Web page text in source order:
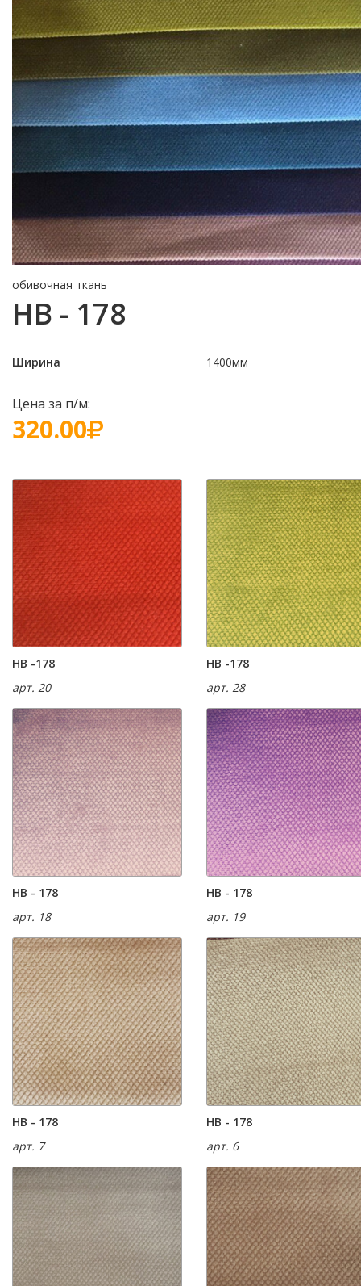
обивочная ткань
HB - 178
Ширина 1400мм
Цена за п/м:
320.00
HB -178
арт. 20
HB -178
арт. 28
HB - 178
арт. 18
HB - 178
арт. 19
HB - 178
арт. 7
HB - 178
арт. 6